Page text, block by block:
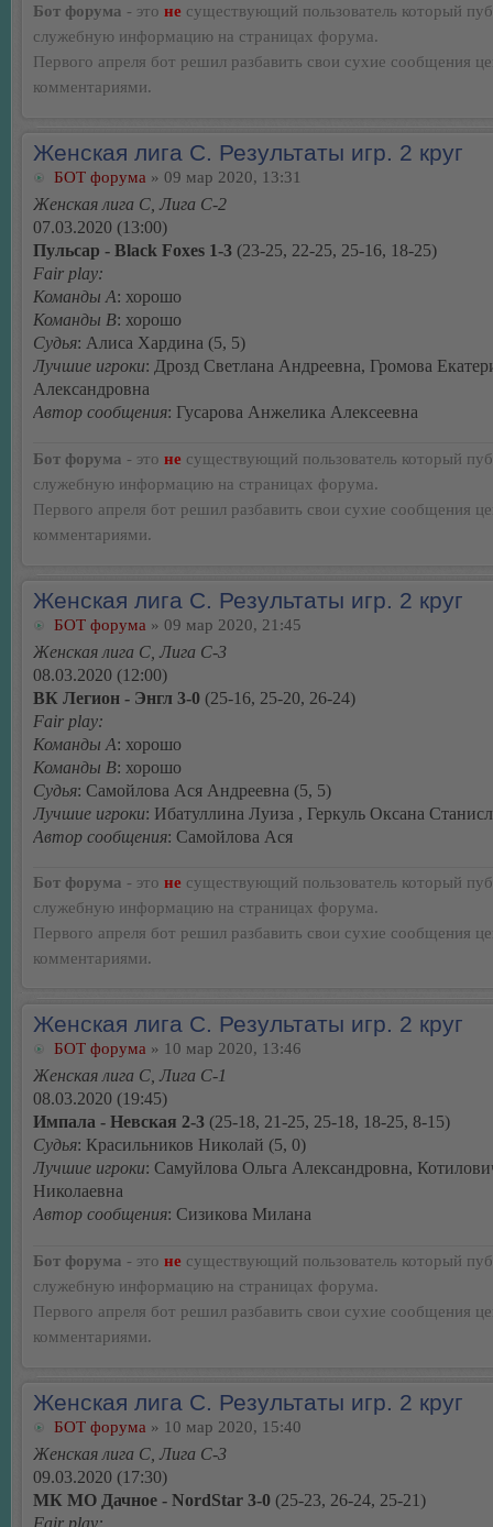
Бот форума - это не существующий пользователь который
служебную информацию на страницах форума.
Первого апреля бот решил разбавить свои сухие сообщения
комментариями.
Женская лига С. Результаты игр. 2 круг
БОТ форума » 09 мар 2020, 13:31
Женская лига С, Лига С-2
07.03.2020 (13:00)
Пульсар - Black Foxes 1-3 (23-25, 22-25, 25-16, 18-25)
Fair play:
Команды А: хорошо
Команды В: хорошо
Судья: Алиса Хардина (5, 5)
Лучшие игроки: Дрозд Светлана Андреевна, Громова
Александровна
Автор сообщения: Гусарова Анжелика Алексеевна
Бот форума - это не существующий пользователь который
служебную информацию на страницах форума.
Первого апреля бот решил разбавить свои сухие сообщения
комментариями.
Женская лига С. Результаты игр. 2 круг
БОТ форума » 09 мар 2020, 21:45
Женская лига С, Лига С-3
08.03.2020 (12:00)
ВК Легион - Энгл 3-0 (25-16, 25-20, 26-24)
Fair play:
Команды А: хорошо
Команды В: хорошо
Судья: Самойлова Ася Андреевна (5, 5)
Лучшие игроки: Ибатуллина Луиза , Геркуль Оксана
Автор сообщения: Самойлова Ася
Бот форума - это не существующий пользователь который
служебную информацию на страницах форума.
Первого апреля бот решил разбавить свои сухие сообщения
комментариями.
Женская лига С. Результаты игр. 2 круг
БОТ форума » 10 мар 2020, 13:46
Женская лига С, Лига С-1
08.03.2020 (19:45)
Импала - Невская 2-3 (25-18, 21-25, 25-18, 18-25, 8-15)
Судья: Красильников Николай (5, 0)
Лучшие игроки: Самуйлова Ольга Александровна,
Николаевна
Автор сообщения: Сизикова Милана
Бот форума - это не существующий пользователь который
служебную информацию на страницах форума.
Первого апреля бот решил разбавить свои сухие сообщения
комментариями.
Женская лига С. Результаты игр. 2 круг
БОТ форума » 10 мар 2020, 15:40
Женская лига С, Лига С-3
09.03.2020 (17:30)
МК МО Дачное - NordStar 3-0 (25-23, 26-24, 25-21)
Fair play: